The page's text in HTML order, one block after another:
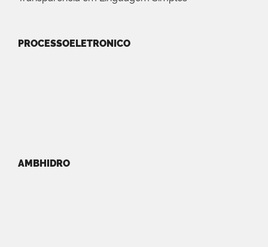
PROCESSOELETRONICO
AMBHIDRO